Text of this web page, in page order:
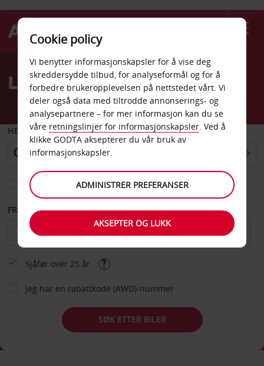
Welcome
AvisLeiebil i Blackpool
HENT FRA
Velg et annet leveringssted
FRA DATO TIL DATO
Sjåfør over 25 år
Jeg har en rabattkode (AWD)-nummer
SØK ETTER BILER
Cookie policy
Vi benytter informasjonskapsler for å vise deg
skreddersydde tilbud, for analyseformål og for å
forbedre brukeropplevelsen på nettstedet vårt. Vi
deler også data med tiltrodde annonserings- og
analysepartnere – for mer informasjon kan du se
våre retningslinjer for informasjonskapsler. Ved å
klikke GODTA aksepterer du vår bruk av
informasjonskapsler.
ADMINISTRER PREFERANSER
AKSEPTER OG LUKK